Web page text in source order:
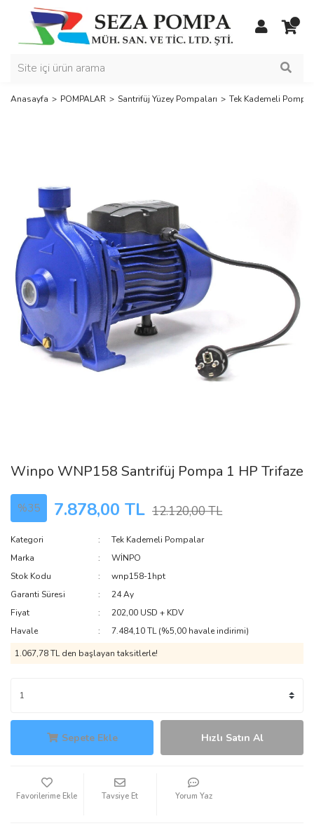
Anasayfa POMPALAR Santrifüj Yüzey Pompaları Tek Kademeli
Winpo WNP158 Santrifüj Pompa 1 HP Trifaze
%35 7.878,00 TL 12.120,00 TL
Kategori
Tek Kademeli Pompalar
Marka
WİNPO
Stok Kodu
wnp158-1hpt
Garanti Süresi
24 Ay
Fiyat
202,00 USD + KDV
Havale
7.484,10 TL (%5,00 havale indirimi)
1.067,78 TL den başlayan taksitlerle!
Sepete Ekle Hızlı Satın Al
Tavsiye Et Yorum Yaz